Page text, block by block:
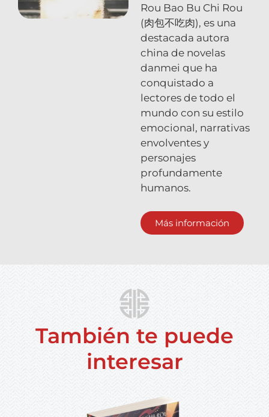
Rou Bao Bu Chi Rou
(肉包不吃肉), es una
destacada autora
china de novelas
danmei que ha
conquistado a
lectores de todo el
mundo con su estilo
emocional, narrativas
envolventes y
personajes
profundamente
humanos.
Más información
También te puede
interesar